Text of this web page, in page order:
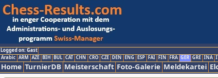
Logged on: Gast
Arabic ARM AZE BIH BUL CAT CHN CRO CZE DEN ENG ESP FAI FIN FRA GER GRE INA
Home TurnierDB Meisterschaft Foto-Galerie Meldekartei